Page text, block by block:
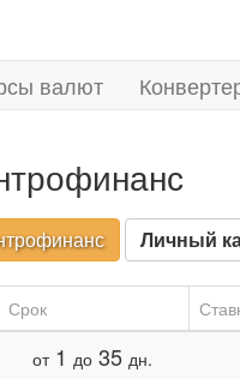
валют
Личный
Срок
от 1 до 35 дн.